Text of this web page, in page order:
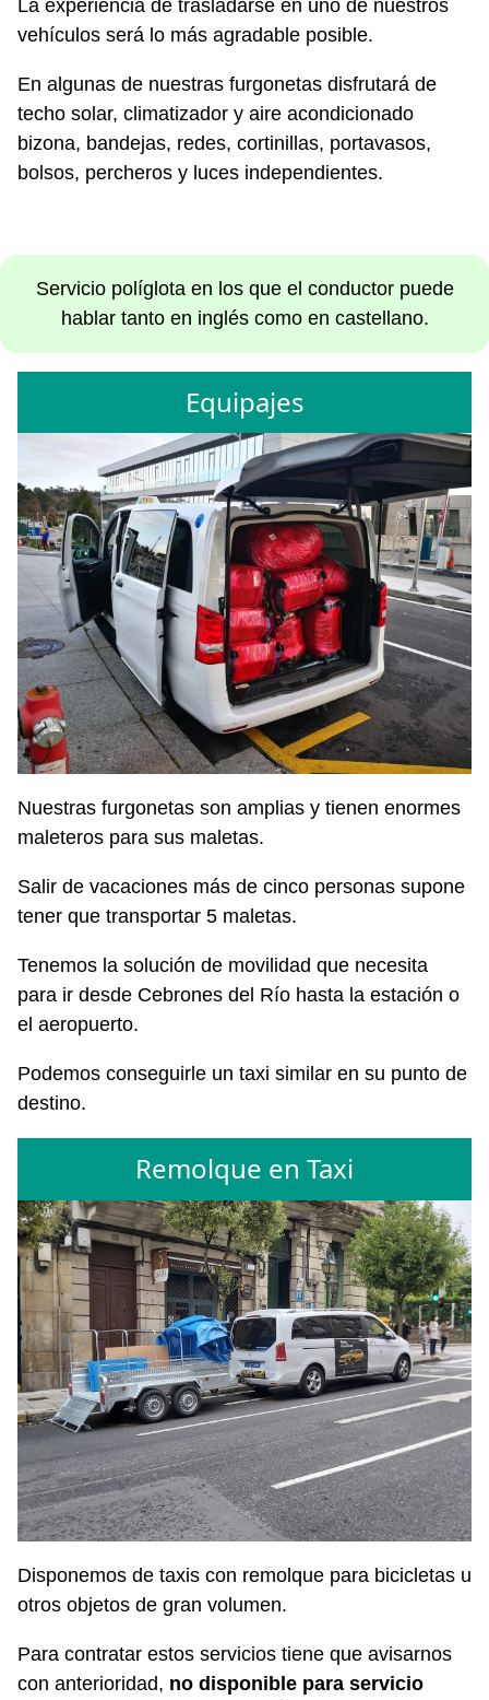
La experiencia de trasladarse en uno de nuestros
vehículos será lo más agradable posible.
En algunas de nuestras furgonetas disfrutará de
techo solar, climatizador y aire acondicionado
bizona, bandejas, redes, cortinillas, portavasos,
bolsos, percheros y luces independientes.
Servicio políglota en los que el conductor puede
hablar tanto en inglés como en castellano.
Equipajes
Nuestras furgonetas son amplias y tienen enormes
maleteros para sus maletas.
Salir de vacaciones más de cinco personas supone
tener que transportar 5 maletas.
Tenemos la solución de movilidad que necesita
para ir desde Cebrones del Río hasta la estación o
el aeropuerto.
Podemos conseguirle un taxi similar en su punto de
destino.
Remolque en Taxi
Disponemos de taxis con remolque para bicicletas u
otros objetos de gran volumen.
Para contratar estos servicios tiene que avisarnos
con anterioridad, no disponible para servicio